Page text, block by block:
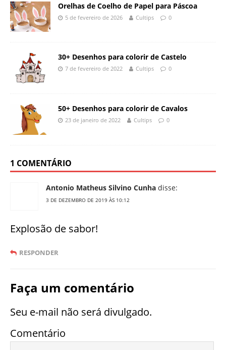
Orelhas de Coelho de Papel para Páscoa
5 de fevereiro de 2026 Cultips 0
30+ Desenhos para colorir de Castelo
7 de fevereiro de 2022 Cultips 0
50+ Desenhos para colorir de Cavalos
23 de janeiro de 2022 Cultips 0
1 COMENTÁRIO
Antonio Matheus Silvino Cunha disse:
3 DE DEZEMBRO DE 2019 ÀS 10:12
Explosão de sabor!
RESPONDER
Faça um comentário
Seu e-mail não será divulgado.
Comentário